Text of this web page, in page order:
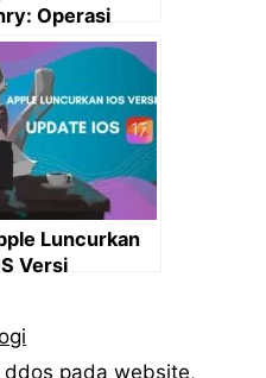
Operasi
Mengatasi
Phising
Di
Luncurkan
Versi
ddos pada website,